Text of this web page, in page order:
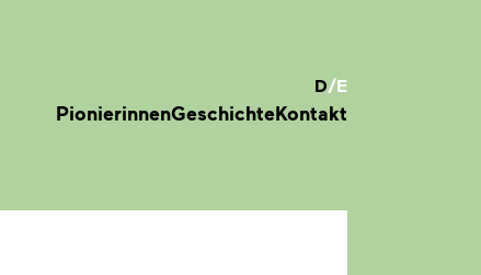
D/E
PionierinnenGeschichteKontakt